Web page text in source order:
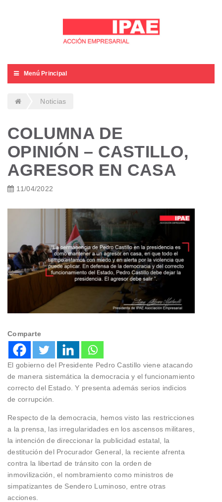
Menú Principal
Noticias
COLUMNA DE
OPINIÓN – CASTILLO,
AGRESOR EN CASA
11/04/2022
Comparte
El gobierno del Presidente Pedro Castillo viene atacando
de manera sistemática la democracia y el funcionamiento
correcto del Estado. Y presenta además serios indicios
de corrupción.
Respecto de la democracia, hemos visto las restricciones
a la prensa, las irregularidades en los ascensos militares,
la intención de direccionar la publicidad estatal, la
destitución del Procurador General, la reciente afrenta
contra la libertad de tránsito con la orden de
inmovilización, el nombramiento como ministros de
simpatizantes de Sendero Luminoso, entre otras
acciones.